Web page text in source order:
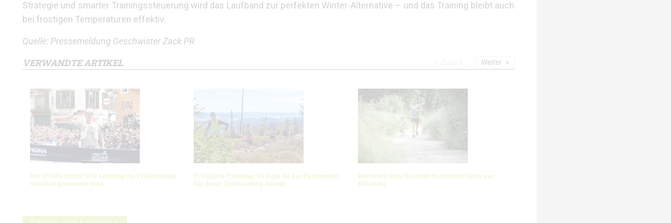
Strategie und smarter Trainingssteuerung wird das Laufband zur perfekten Winter-Alternative – und das Training bleibt auch
bei frostigen Temperaturen effektiv.
Quelle: Pressemeldung Geschwister Zack PR
VERWANDTE ARTIKEL
Der UTMB Index: Wie Leistung im Trailrunning
wirklich gemessen wird
Frühjahrs-Training: So legst du das Fundament
für deine Trailrunning-Saison
Recovery Run: So nutzt du lockere Läufe zur
Erholung
Weiter